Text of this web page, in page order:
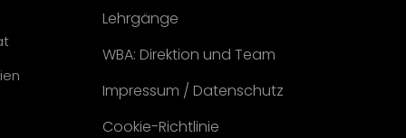
Lehrgänge
WBA: Direktion und Team
Impressum / Datenschutz
Cookie-Richtlinie